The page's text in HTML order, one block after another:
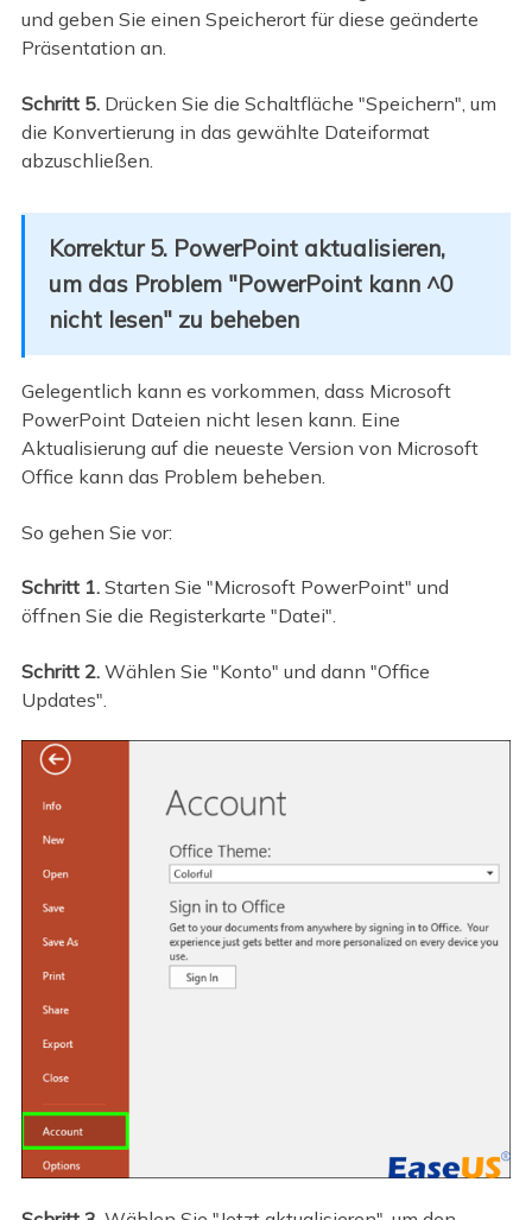
und geben Sie einen Speicherort für diese geänderte
Präsentation an.
Schritt 5. Drücken Sie die Schaltfläche "Speichern", um
die Konvertierung in das gewählte Dateiformat
abzuschließen.
Korrektur 5. PowerPoint aktualisieren,
um das Problem "PowerPoint kann ^0
nicht lesen" zu beheben
Gelegentlich kann es vorkommen, dass Microsoft
PowerPoint Dateien nicht lesen kann. Eine
Aktualisierung auf die neueste Version von Microsoft
Office kann das Problem beheben.
So gehen Sie vor:
Schritt 1.Starten Sie "Microsoft PowerPoint" und
öffnen Sie die Registerkarte "Datei".
Schritt 2. Wählen Sie "Konto" und dann "Office
Updates".